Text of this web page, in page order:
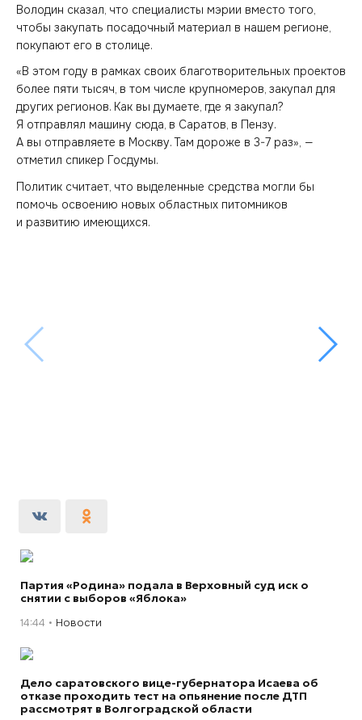
Володин сказал, что специалисты мэрии вместо того,
чтобы закупать посадочный материал в нашем регионе,
покупают его в столице.
«В этом году в рамках своих благотворительных проектов
более пяти тысяч, в том числе крупномеров, закупал для
других регионов. Как вы думаете, где я закупал?
Я отправлял машину сюда, в Саратов, в Пензу.
А вы отправляете в Москву. Там дороже в 3-7 раз», —
отметил спикер Госдумы.
Политик считает, что выделенные средства могли бы
помочь освоению новых областных питомников
и развитию имеющихся.
Партия «Родина» подала в Верховный суд иск о
снятии с выборов «Яблока»
14:44 Новости
Дело саратовского вице-губернатора Исаева об
отказе проходить тест на опьянение после ДТП
рассмотрят в Волгоградской области